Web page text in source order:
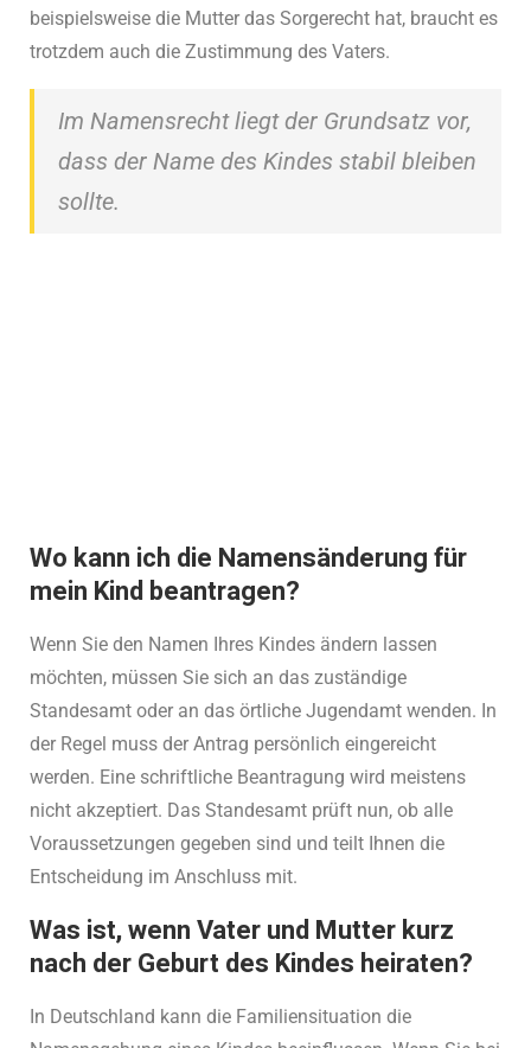
beispielsweise die Mutter das Sorgerecht hat, braucht es
trotzdem auch die Zustimmung des Vaters.
Im Namensrecht liegt der Grundsatz vor,
dass der Name des Kindes stabil bleiben
sollte.
Wo kann ich die Namensänderung für
mein Kind beantragen?
Wenn Sie den Namen Ihres Kindes ändern lassen
möchten, müssen Sie sich an das zuständige
Standesamt oder an das örtliche Jugendamt wenden. In
der Regel muss der Antrag persönlich eingereicht
werden. Eine schriftliche Beantragung wird meistens
nicht akzeptiert. Das Standesamt prüft nun, ob alle
Voraussetzungen gegeben sind und teilt Ihnen die
Entscheidung im Anschluss mit.
Was ist, wenn Vater und Mutter kurz
nach der Geburt des Kindes heiraten?
In Deutschland kann die Familiensituation die